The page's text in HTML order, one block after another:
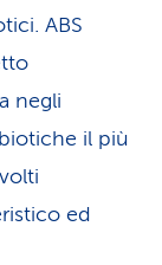
ABS
negli
il più
ed